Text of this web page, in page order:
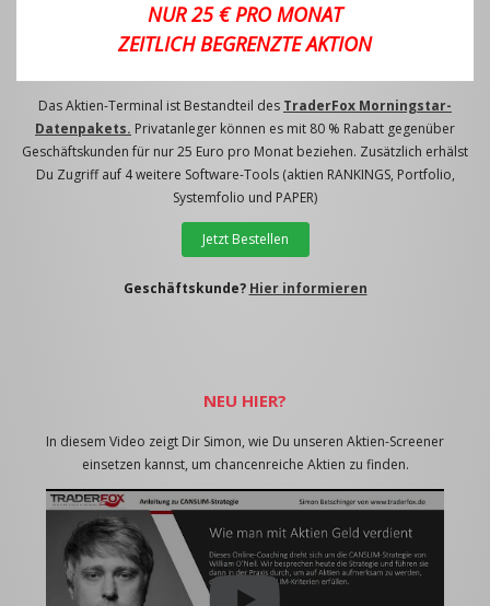
NUR 25 € PRO MONAT
ZEITLICH BEGRENZTE AKTION
Das Aktien-Terminal ist Bestandteil des TraderFox Morningstar-
Datenpakets. Privatanleger können es mit 80 % Rabatt gegenüber
Geschäftskunden für nur 25 Euro pro Monat beziehen. Zusätzlich erhälst
Du Zugriff auf 4 weitere Software-Tools (aktien RANKINGS, Portfolio,
Systemfolio und PAPER)
Jetzt Bestellen
Geschäftskunde? Hier informieren
NEU HIER?
In diesem Video zeigt Dir Simon, wie Du unseren Aktien-Screener
einsetzen kannst, um chancenreiche Aktien zu finden.